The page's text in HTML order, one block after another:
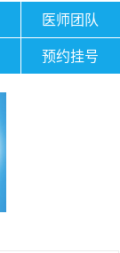
医师团队
预约挂号